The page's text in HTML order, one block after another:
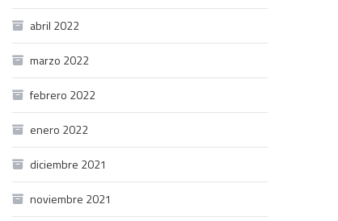
abril 2022
marzo 2022
febrero 2022
enero 2022
diciembre 2021
noviembre 2021